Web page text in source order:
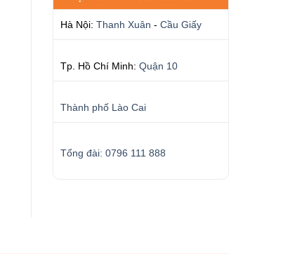
Hà Nội: Thanh Xuân - Cầu Giấy
Tp. Hồ Chí Minh: Quận 10
Thành phố Lào Cai
Tổng đài: 0796 111 888